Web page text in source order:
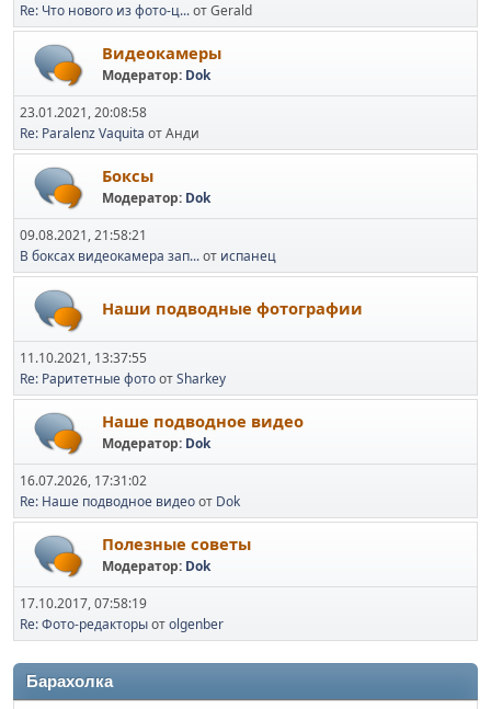
Re: Что нового из фото-ц...от Gerald
Видеокамеры
Модератор: Dok
23.01.2021, 20:08:58
Re: Paralenz Vaquita от Анди
Боксы
Модератор: Dok
09.08.2021, 21:58:21
В боксах видеокамера зап...от испанец
Наши подводные фотографии
11.10.2021, 13:37:55
Re: Раритетные фотоотSharkey
Наше подводное видео
Модератор: Dok
16.07.2026, 17:31:02
Re: Наше подводное видеоот Dok
Полезные советы
Модератор: Dok
17.10.2017, 07:58:19
Re: Фото-редакторыотolgenber
Барахолка